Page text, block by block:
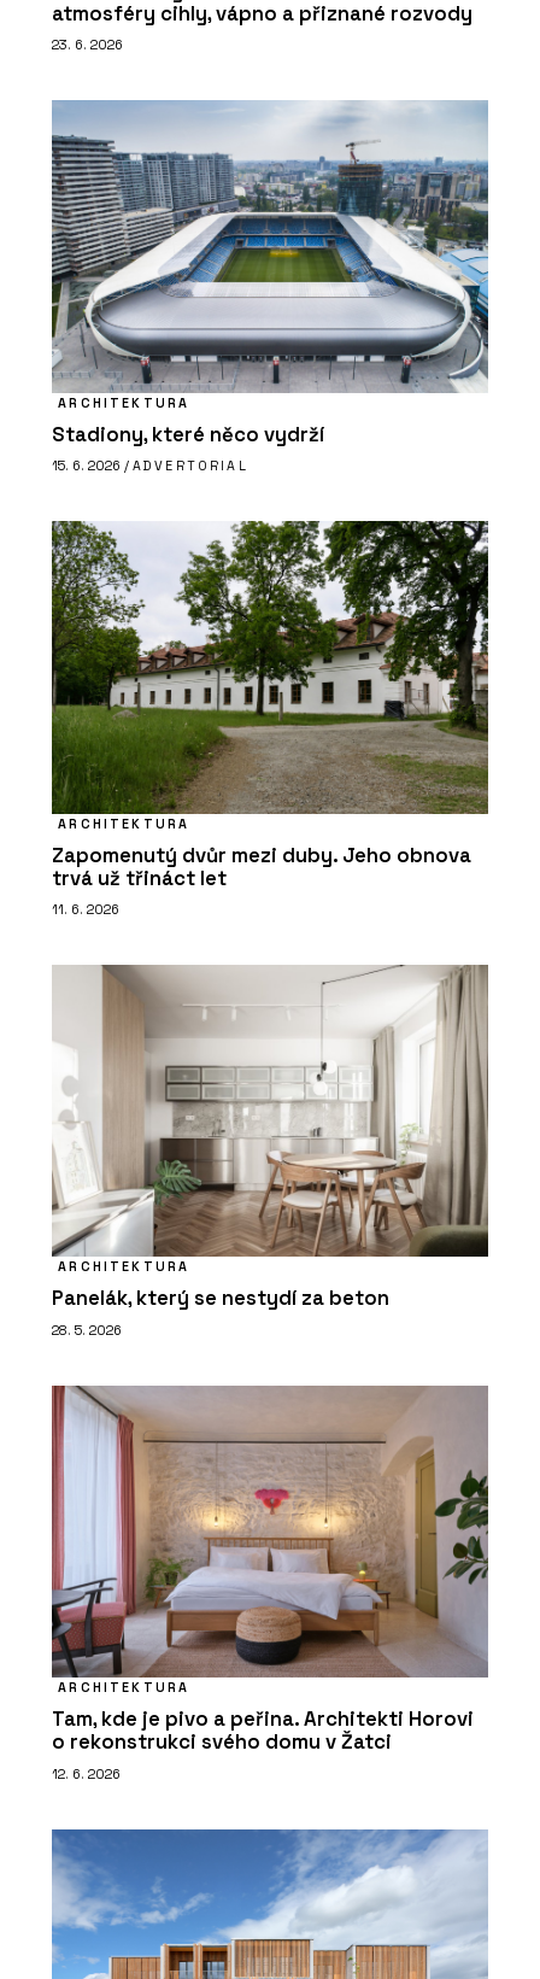
atmosféry cihly, vápno a přiznané rozvody
23. 6. 2026
ARCHITEKTURA
Stadiony, které něco vydrží
15. 6. 2026 / ADVERTORIAL
ARCHITEKTURA
Zapomenutý dvůr mezi duby. Jeho obnova
trvá už třináct let
11. 6. 2026
ARCHITEKTURA
Panelák, který se nestydí za beton
28. 5. 2026
ARCHITEKTURA
Tam, kde je pivo a peřina. Architekti Horovi
o rekonstrukci svého domu v Žatci
12. 6. 2026